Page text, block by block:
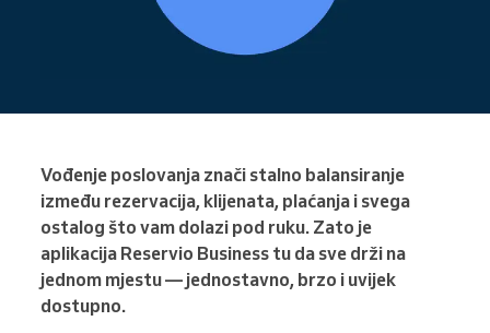
Vođenje poslovanja znači stalno balansiranje
između rezervacija, klijenata, plaćanja i svega
ostalog što vam dolazi pod ruku. Zato je
aplikacija Reservio Business tu da sve drži na
jednom mjestu — jednostavno, brzo i uvijek
dostupno.